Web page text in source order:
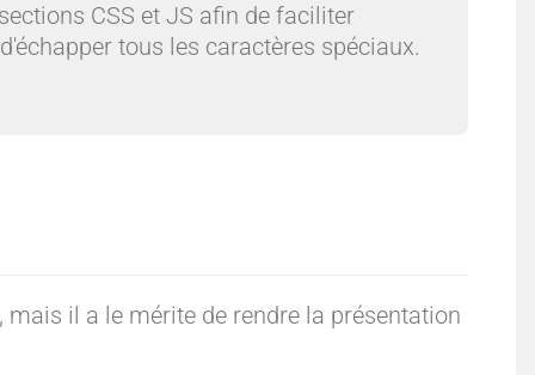
CSS et JS afin de faciliter
tous les caractères spéciaux.
mais il a le mérite de rendre la présentation